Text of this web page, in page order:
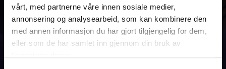
vårt, med partnerne våre innen sosiale medier,
annonsering og analysearbeid, som kan kombinere den
med annen informasjon du har gjort tilgjengelig for dem,
eller som de har samlet inn gjennom din bruk av
Kjøp gavekort
Gavekortet kan brukes til kjøp av kinobilletter
og kioskvarer på alle kinoer i hele landet.